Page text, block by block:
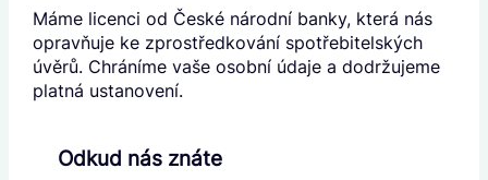
Máme licenci od České národní banky, která nás
opravňuje ke zprostředkování spotřebitelských
úvěrů. Chráníme vaše osobní údaje a dodržujeme
platná ustanovení.
Odkud nás znáte